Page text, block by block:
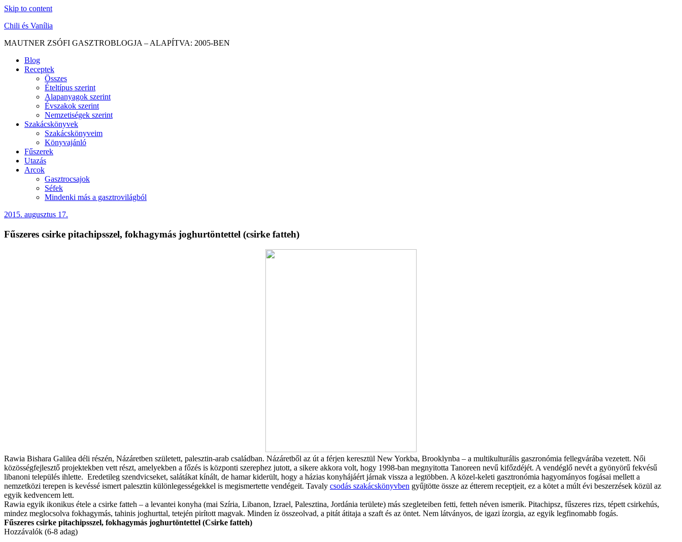
Skip to content
Chili és Vanília
MAUTNER ZSÓFI GASZTROBLOGJA – ALAPÍTVA: 2005-BEN
Blog
Receptek
Összes
Ételtípus szerint
Alapanyagok szerint
Évszakok szerint
Nemzetiségek szerint
Szakácskönyvek
Szakácskönyveim
Könyvajánló
Fűszerek
Utazás
Arcok
Gasztrocsajok
Séfek
Mindenki más a gasztrovilágból
2015. augusztus 17.
Fűszeres csirke pitachipsszel, fokhagymás joghurtöntettel (csirke fatteh)
Rawia Bishara Galilea déli részén, Názáretben született, palesztin-arab családban. Názáretből az út a férjen keresztül New Yorkba, Brooklynba – a multikulturális gaszronómia fellegvárába vezetett. Női
közösségfejlesztő projektekben vett részt, amelyekben a főzés is központi szerephez jutott, a sikere akkora volt, hogy 1998-ban megnyitotta Tanoreen nevű kifőzdéjét. A vendéglő nevét a gyönyörű fekvésű
libanoni település ihlette. Eredetileg szendvicseket, salátákat kínált, de hamar kiderült, hogy a házias konyhájáért járnak vissza a legtöbben. A közel-keleti gasztronómia hagyományos fogásai mellett a
nemzetközi terepen is kevéssé ismert palesztin különlegességekkel is megismertette vendégeit. Tavaly csodás szakácskönyvben gyűjtötte össze az étterem receptjeit, ez a kötet a múlt évi beszerzések közül az
egyik kedvencem lett.
Rawia egyik ikonikus étele a csirke fatteh – a levantei konyha (mai Szíria, Libanon, Izrael, Palesztina, Jordánia területe) más szegleteiben fetti, fetteh néven ismerik. Pitachipsz, fűszeres rizs, tépett csirkehús,
mindez meglocsolva fokhagymás, tahinis joghurttal, tetején pirított magvak. Minden íz összeolvad, a pitát átitaja a szaft és az öntet. Nem látványos, de igazi ízorgia, az egyik legfinomabb fogás.
Fűszeres csirke pitachipsszel, fokhagymás joghurtöntettel (Csirke fatteh)
Hozzávalók (6-8 adag)